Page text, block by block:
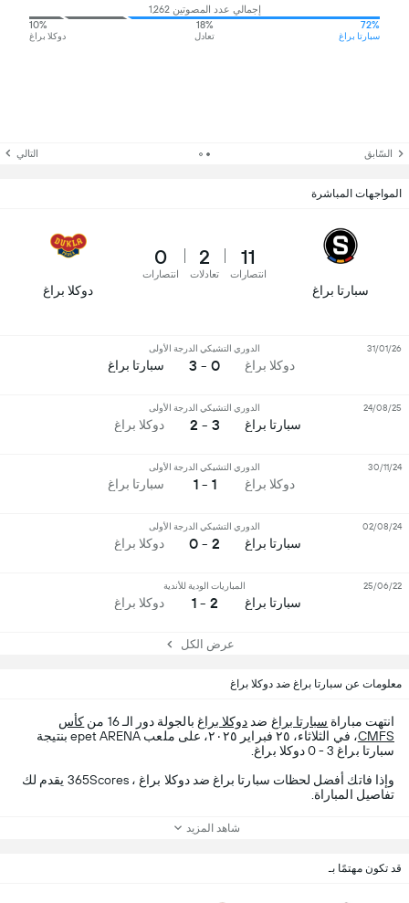
إجمالي عدد المصوتين 1,262
72%
سبارتا براغ
18%
تعادل
10%
دوكلا براغ
السّابق التالي
المواجهات المباشرة
سبارتا براغ
11
انتصارات
2
تعادلات
0
انتصارات
دوكلا براغ
دوكلا براغ
الدوري التشيكي الدرجة الأولى
0 - 3 سبارتا براغ
31/01/26
سبارتا براغ
الدوري التشيكي الدرجة الأولى
3 - 2 دوكلا براغ
24/08/25
دوكلا براغ
الدوري التشيكي الدرجة الأولى
1 - 1 سبارتا براغ
30/11/24
سبارتا براغ
الدوري التشيكي الدرجة الأولى
2 - 0 دوكلا براغ
02/08/24
سبارتا براغ
المباريات الودية للأندية
2 - 1 دوكلا براغ
25/06/22
عرض الكل
معلومات عن سبارتا براغ ضد دوكلا براغ
انتهت مباراة سبارتا براغ ضد دوكلا براغ بالجولة دور الـ 16 من
كأس
CMFS
، في الثلاثاء، ٢٥ فبراير ٢٠٢٥، على ملعب epet ARENA بنتيجة
سبارتا براغ 3 - 0 دوكلا براغ.
وإذا فاتك أفضل لحظات سبارتا براغ ضد دوكلا براغ ، 365Scores يقدم لك
تفاصيل المباراة.
شاهد المزيد
قد تكون مهتمًا بـ